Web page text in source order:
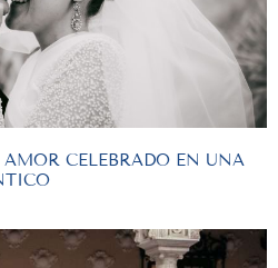
CELEBRADO EN UNA